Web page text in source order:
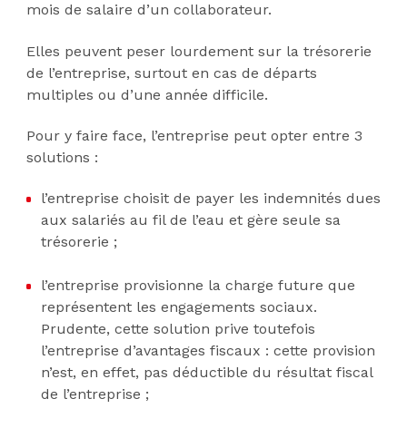
mois de salaire d’un collaborateur.
Elles peuvent peser lourdement sur la trésorerie
de l’entreprise, surtout en cas de départs
multiples ou d’une année difficile.
Pour y faire face, l’entreprise peut opter entre 3
solutions :
l’entreprise choisit de payer les indemnités dues
aux salariés au fil de l’eau et gère seule sa
trésorerie ;
l’entreprise provisionne la charge future que
représentent les engagements sociaux.
Prudente, cette solution prive toutefois
l’entreprise d’avantages fiscaux : cette provision
n’est, en effet, pas déductible du résultat fiscal
de l’entreprise ;